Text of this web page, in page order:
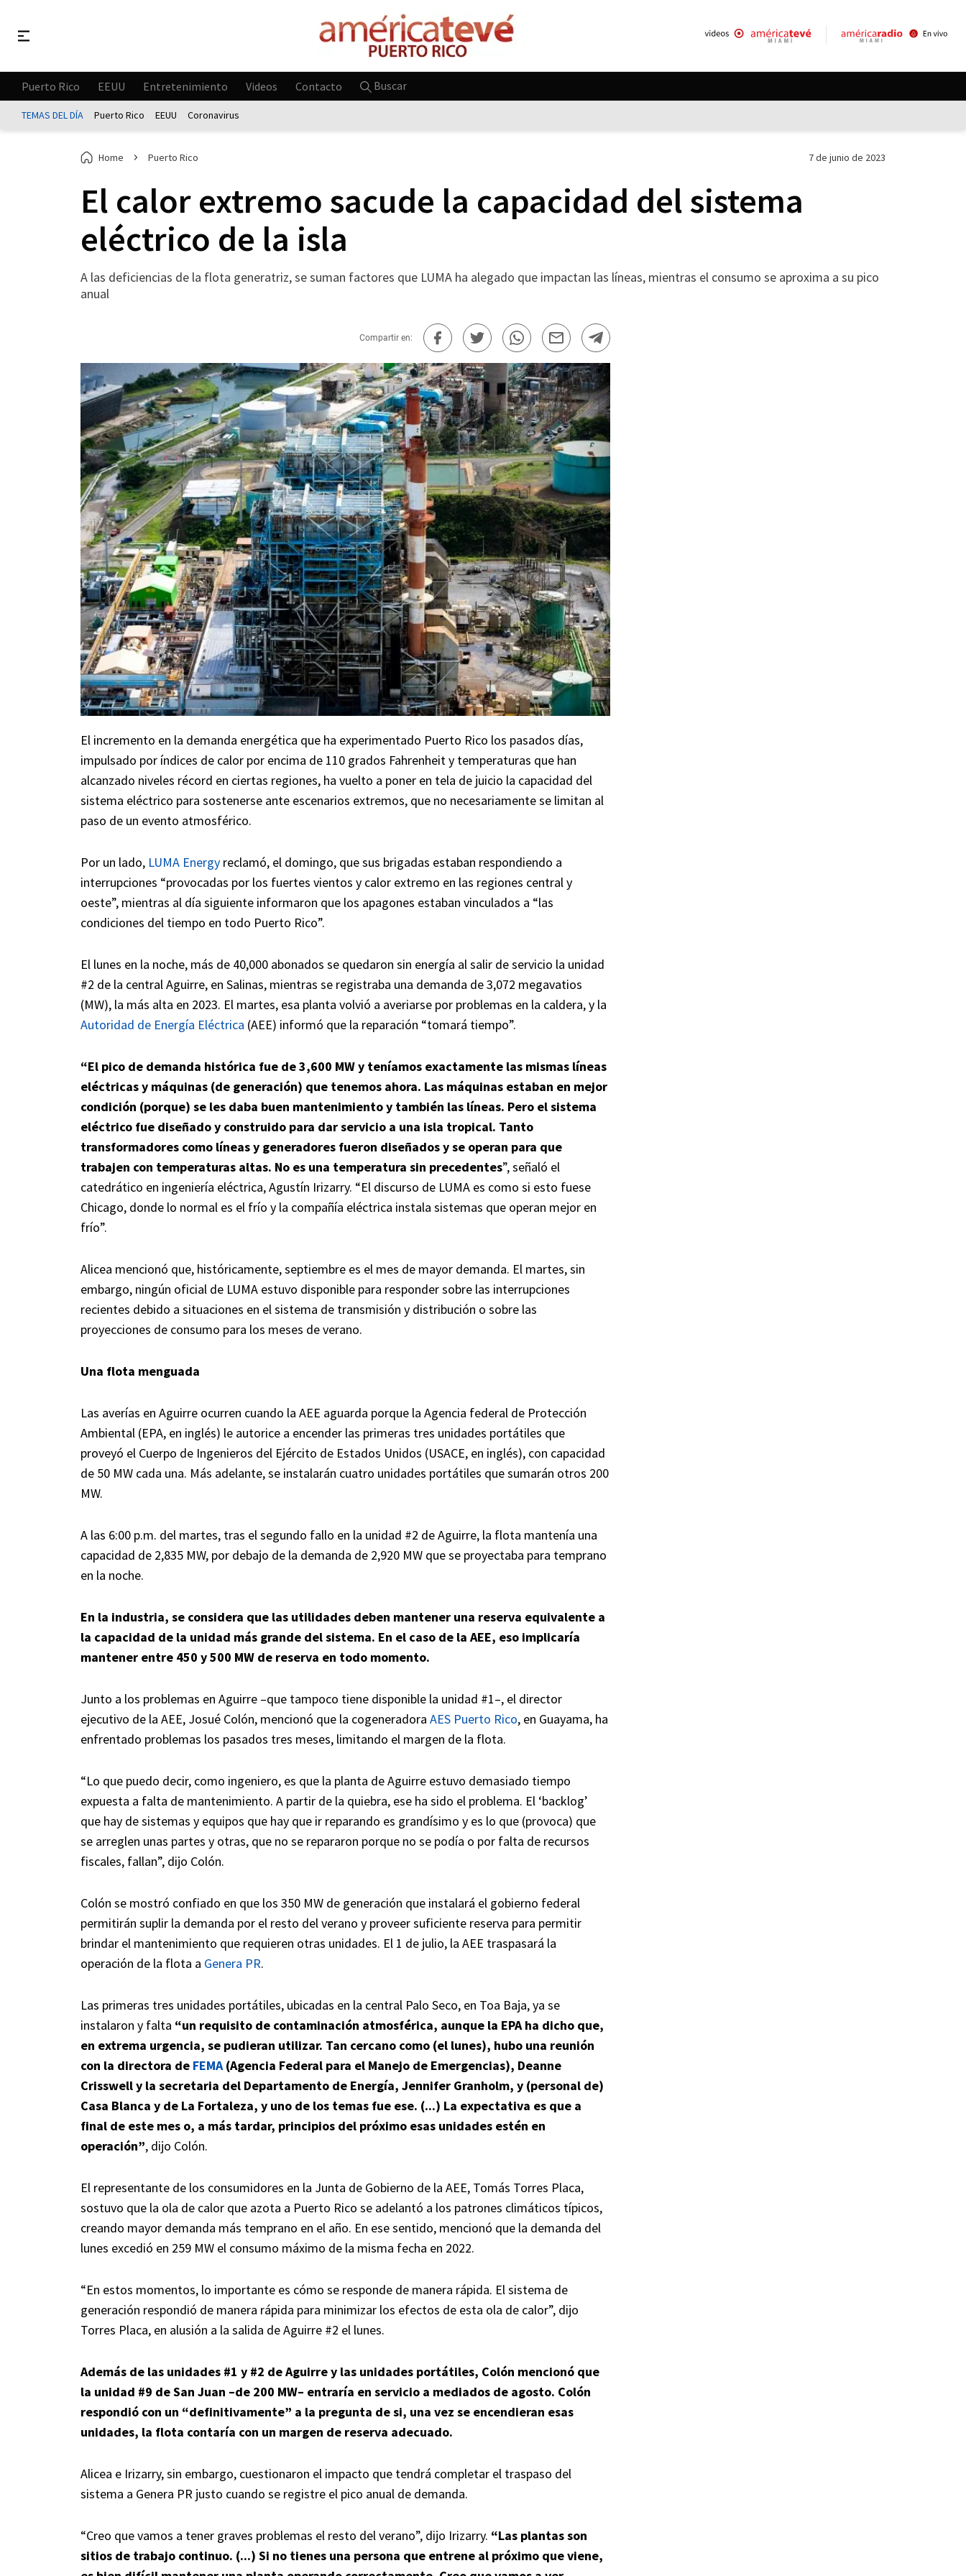
Puerto Rico EEUU Entretenimiento Videos Contacto Buscar
TEMAS DEL DÍA Puerto Rico EEUU Coronavirus
Home Puerto Rico 7 de junio de 2023
El calor extremo sacude la capacidad del sistema
eléctrico de la isla
A las deficiencias de la flota generatriz, se suman factores que LUMA ha alegado que impactan las líneas, mientras el consumo se aproxima a su pico
anual
Compartir en:
El incremento en la demanda energética que ha experimentado Puerto Rico los pasados días,
impulsado por índices de calor por encima de 110 grados Fahrenheit y temperaturas que han
alcanzado niveles récord en ciertas regiones, ha vuelto a poner en tela de juicio la capacidad del
sistema eléctrico para sostenerse ante escenarios extremos, que no necesariamente se limitan al
paso de un evento atmosférico.
Por un lado, LUMA Energy reclamó, el domingo, que sus brigadas estaban respondiendo a
interrupciones “provocadas por los fuertes vientos y calor extremo en las regiones central y
oeste”, mientras al día siguiente informaron que los apagones estaban vinculados a “las
condiciones del tiempo en todo Puerto Rico”.
El lunes en la noche, más de 40,000 abonados se quedaron sin energía al salir de servicio la unidad
#2 de la central Aguirre, en Salinas, mientras se registraba una demanda de 3,072 megavatios
(MW), la más alta en 2023. El martes, esa planta volvió a averiarse por problemas en la caldera, y la
Autoridad de Energía Eléctrica (AEE) informó que la reparación “tomará tiempo”.
“El pico de demanda histórica fue de 3,600 MW y teníamos exactamente las mismas líneas
eléctricas y máquinas (de generación) que tenemos ahora. Las máquinas estaban en mejor
condición (porque) se les daba buen mantenimiento y también las líneas. Pero el sistema
eléctrico fue diseñado y construido para dar servicio a una isla tropical. Tanto
transformadores como líneas y generadores fueron diseñados y se operan para que
trabajen con temperaturas altas. No es una temperatura sin precedentes”, señaló el
catedrático en ingeniería eléctrica, Agustín Irizarry. “El discurso de LUMA es como si esto fuese
Chicago, donde lo normal es el frío y la compañía eléctrica instala sistemas que operan mejor en
frío”.
Alicea mencionó que, históricamente, septiembre es el mes de mayor demanda. El martes, sin
embargo, ningún oficial de LUMA estuvo disponible para responder sobre las interrupciones
recientes debido a situaciones en el sistema de transmisión y distribución o sobre las
proyecciones de consumo para los meses de verano.
Una flota menguada
Las averías en Aguirre ocurren cuando la AEE aguarda porque la Agencia federal de Protección
Ambiental (EPA, en inglés) le autorice a encender las primeras tres unidades portátiles que
proveyó el Cuerpo de Ingenieros del Ejército de Estados Unidos (USACE, en inglés), con capacidad
de 50 MW cada una. Más adelante, se instalarán cuatro unidades portátiles que sumarán otros 200
MW.
A las 6:00 p.m. del martes, tras el segundo fallo en la unidad #2 de Aguirre, la flota mantenía una
capacidad de 2,835 MW, por debajo de la demanda de 2,920 MW que se proyectaba para temprano
en la noche.
En la industria, se considera que las utilidades deben mantener una reserva equivalente a
la capacidad de la unidad más grande del sistema. En el caso de la AEE, eso implicaría
mantener entre 450 y 500 MW de reserva en todo momento.
Junto a los problemas en Aguirre –que tampoco tiene disponible la unidad #1–, el director
ejecutivo de la AEE, Josué Colón, mencionó que la cogeneradora AES Puerto Rico, en Guayama, ha
enfrentado problemas los pasados tres meses, limitando el margen de la flota.
“Lo que puedo decir, como ingeniero, es que la planta de Aguirre estuvo demasiado tiempo
expuesta a falta de mantenimiento. A partir de la quiebra, ese ha sido el problema. El ‘backlog’
que hay de sistemas y equipos que hay que ir reparando es grandísimo y es lo que (provoca) que
se arreglen unas partes y otras, que no se repararon porque no se podía o por falta de recursos
fiscales, fallan”, dijo Colón.
Colón se mostró confiado en que los 350 MW de generación que instalará el gobierno federal
permitirán suplir la demanda por el resto del verano y proveer suficiente reserva para permitir
brindar el mantenimiento que requieren otras unidades. El 1 de julio, la AEE traspasará la
operación de la flota a Genera PR.
Las primeras tres unidades portátiles, ubicadas en la central Palo Seco, en Toa Baja, ya se
instalaron y falta “un requisito de contaminación atmosférica, aunque la EPA ha dicho que,
en extrema urgencia, se pudieran utilizar. Tan cercano como (el lunes), hubo una reunión
con la directora de FEMA(Agencia Federal para el Manejo de Emergencias), Deanne
Crisswell y la secretaria del Departamento de Energía, Jennifer Granholm, y (personal de)
Casa Blanca y de La Fortaleza, y uno de los temas fue ese. (...) La expectativa es que a
final de este mes o, a más tardar, principios del próximo esas unidades estén en
operación”, dijo Colón.
El representante de los consumidores en la Junta de Gobierno de la AEE, Tomás Torres Placa,
sostuvo que la ola de calor que azota a Puerto Rico se adelantó a los patrones climáticos típicos,
creando mayor demanda más temprano en el año. En ese sentido, mencionó que la demanda del
lunes excedió en 259 MW el consumo máximo de la misma fecha en 2022.
“En estos momentos, lo importante es cómo se responde de manera rápida. El sistema de
generación respondió de manera rápida para minimizar los efectos de esta ola de calor”, dijo
Torres Placa, en alusión a la salida de Aguirre #2 el lunes.
Además de las unidades #1 y #2 de Aguirre y las unidades portátiles, Colón mencionó que
la unidad #9 de San Juan –de 200 MW– entraría en servicio a mediados de agosto. Colón
respondió con un “definitivamente” a la pregunta de si, una vez se encendieran esas
unidades, la flota contaría con un margen de reserva adecuado.
Alicea e Irizarry, sin embargo, cuestionaron el impacto que tendrá completar el traspaso del
sistema a Genera PR justo cuando se registre el pico anual de demanda.
“Creo que vamos a tener graves problemas el resto del verano”, dijo Irizarry. “Las plantas son
sitios de trabajo continuo. (...) Si no tienes una persona que entrene al próximo que viene,